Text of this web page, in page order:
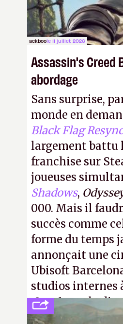
ackboole 11 juillet 2026
Assassin's Creed
abordage
Sans surprise,
monde en
Black Flag Resync
largement battu
franchise sur
joueuses
Shadows,
000. Mais il
succès comme
forme du temps
annonçait une
Ubisoft
studios internes
Creedsous la